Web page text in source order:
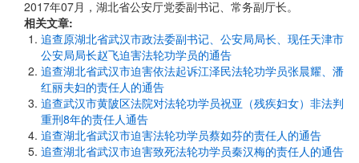
2017年07月，湖北省公安厅党委副书记、常务副厅长。
相关文章:
追查原湖北省武汉市政法委副书记、公安局局长、现任天津市
公安局局长赵飞迫害法轮功学员的通告
追查湖北省武汉市迫害依法起诉江泽民法轮功学员张晨耀、潘
红丽夫妇的责任人的通告
追查武汉市黄陂区法院对法轮功学员祝亚（残疾妇女）非法判
重刑8年的责任人通告
追查湖北省武汉市迫害法轮功学员蔡如芬的责任人的通告
追查湖北省武汉市迫害致死法轮功学员秦汉梅的责任人的通告